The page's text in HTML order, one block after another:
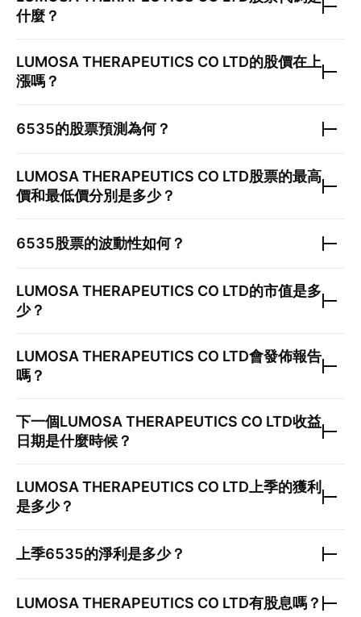
什麼？
LUMOSA THERAPEUTICS CO LTD的股價在上
漲嗎？
6535的股票預測為何？
LUMOSA THERAPEUTICS CO LTD股票的最高
價和最低價分別是多少？
6535股票的波動性如何？
LUMOSA THERAPEUTICS CO LTD的市值是多
少？
LUMOSA THERAPEUTICS CO LTD會發佈報告
嗎？
下一個LUMOSA THERAPEUTICS CO LTD收益
日期是什麼時候？
LUMOSA THERAPEUTICS CO LTD 上季的獲利
是多少？
上季6535的淨利是多少？
LUMOSA THERAPEUTICS CO LTD有股息嗎？